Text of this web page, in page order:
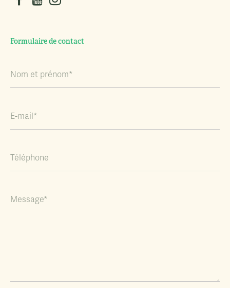
Formulaire de contact
Nom et prénom*
E-mail*
Téléphone
Message*